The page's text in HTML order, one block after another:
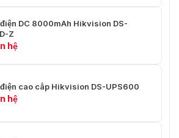
DC 8000mAh Hikvision DS-
Z
hệ
cao cấp Hikvision DS-UPS600
hệ